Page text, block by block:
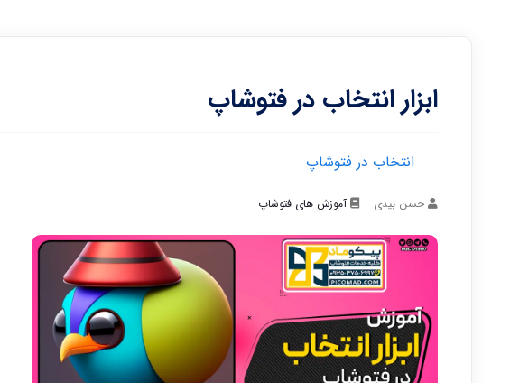
ابزار انتخاب در فتوشاپ
انتخاب در فتوشاپ
حسن بیدی آموزش های فتوشاپ